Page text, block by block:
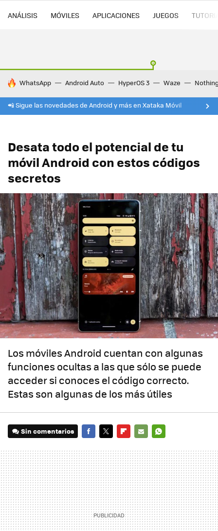
ANÁLISIS MÓVILES APLICACIONES JUEGOS
HOY SE HABLA DE
WhatsApp Android Auto HyperOS 3 Waze
📲 Sigue las novedades de Android y más en Xataka Móvil
Desata todo el potencial de tu
móvil Android con estos códigos
secretos
Los móviles Android cuentan con algunas
funciones ocultas a las que sólo se puede
acceder si conoces el código correcto.
Estas son algunas de los más útiles
Sin comentarios
MAIL